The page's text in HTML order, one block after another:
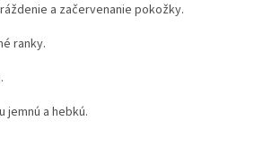
a začervenanie pokožky.
ranky.
jemnú a hebkú.